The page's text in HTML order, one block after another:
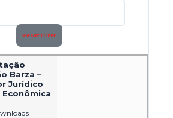
Reset Filter
Barza –
Jurídico
Econômica